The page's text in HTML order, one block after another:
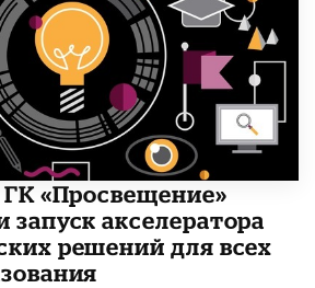
ГК «Просвещение»
запуск акселератора
решений для всех